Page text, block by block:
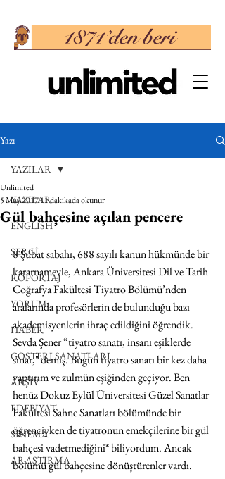
Yazı
YAZILAR
ENGLISH
SERGİ
RÖPORTAJ
YORUM
HABER
GÖSTERİ SANATLARI
ARŞİV
EDEBİYAT
SİNEMA
ARAŞTIRMA
YAZILAR
Gül bahçesine açılan pencere
Unlimited
5 May 201711 dakikada okunur
8 Şubat sabahı, 688 sayılı kanun hükmünde bir
kararnameyle, Ankara Üniversitesi Dil ve Tarih
Coğrafya Fakültesi Tiyatro Bölümü’nden
aralarında profesörlerin de bulunduğu bazı
akademisyenlerin ihraç edildiğini öğrendik.
Sevda Şener “tiyatro sanatı, insanı eşiklerde
sınar," demiş. Bugün tiyatro sanatı bir kez daha
yaptırım ve zulmün eşiğinden geçiyor. Ben
henüz Dokuz Eylül Üniversitesi Güzel Sanatlar
Fakültesi Sahne Sanatları bölümünde bir
öğrenciyken de tiyatronun emekçilerine bir gül
bahçesi vadetmediğini* biliyordum. Ancak
bölümü gül bahçesine dönüştürenler vardı.